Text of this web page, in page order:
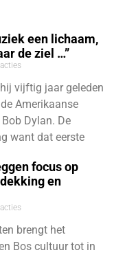
een lichaam,
de ziel …”
hij vijftig jaar geleden
Amerikaanse
Dylan. De
want dat eerste
focus op
en
brengt het
Bos cultuur tot in